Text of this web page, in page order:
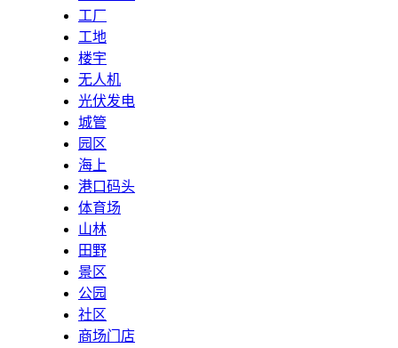
工厂
工地
楼宇
无人机
光伏发电
城管
园区
海上
港口码头
体育场
山林
田野
景区
公园
社区
商场门店